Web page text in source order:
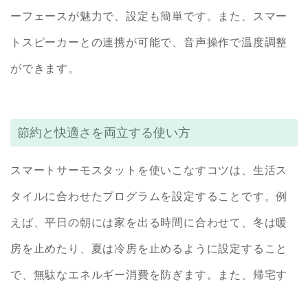
ーフェースが魅力で、設定も簡単です。また、スマー
トスピーカーとの連携が可能で、音声操作で温度調整
ができます。
節約と快適さを両立する使い方
スマートサーモスタットを使いこなすコツは、生活ス
タイルに合わせたプログラムを設定することです。例
えば、平日の朝には家を出る時間に合わせて、冬は暖
房を止めたり、夏は冷房を止めるように設定すること
で、無駄なエネルギー消費を防ぎます。また、帰宅す